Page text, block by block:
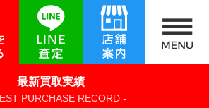
最新買取実績
PURCHASE RECORD -